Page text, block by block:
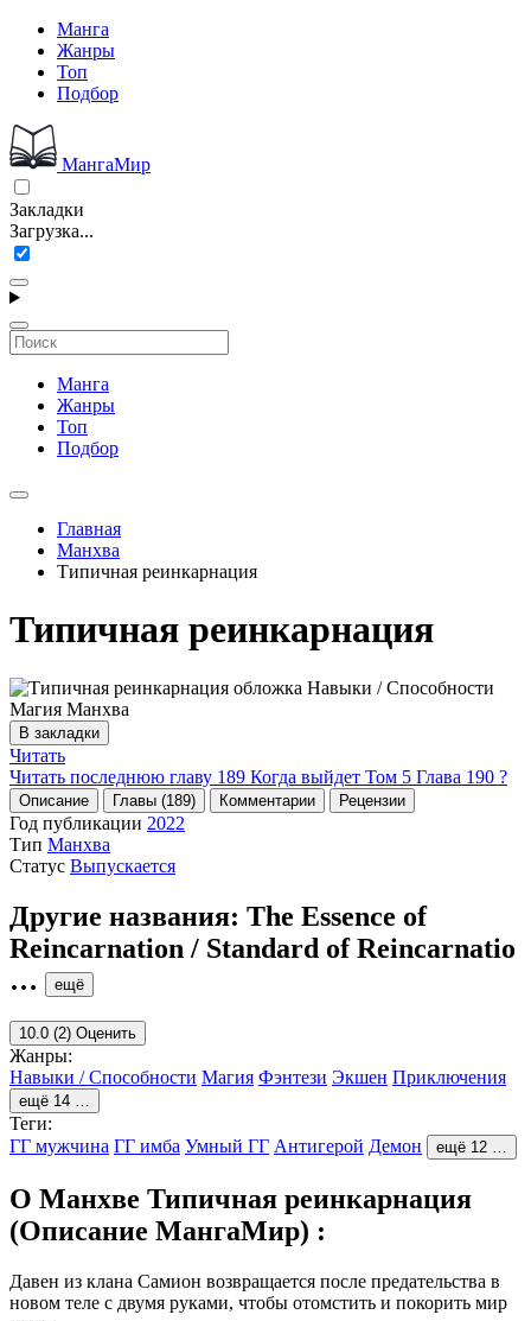
Манга
Жанры
Топ
Подбор
МангаМир
Закладки
Загрузка...
Манга
Жанры
Топ
Подбор
Главная
Манхва
Типичная реинкарнация
Типичная реинкарнация
В закладки
Читать
Читать последнюю главу 189 Когда выйдет Том 5 Глава 190 ?
Описание Главы (189) Комментарии Рецензии
Год публикации 2022
Тип Манхва
Статус Выпускается
Другие названия: The Essence of
Reincarnation / Standard of Reincarnatio
…
ещё
10.0 (2) Оценить
Жанры:
Навыки / Способности Магия Фэнтези Экшен Приключения
ещё 14 …
Теги:
ГГ мужчина ГГ имба Умный ГГ Антигерой Демон ещё 12 …
О Манхве Типичная реинкарнация
(Описание МангаМир) :
Давен из клана Самион возвращается после предательства в
новом теле с двумя руками, чтобы отомстить и покорить мир